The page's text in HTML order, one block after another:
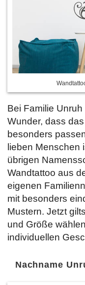
Bei Familie
Wunder, dass
besonders
lieben Menschen
übrigen
Wandtattoo aus
eigenen
mit besonders
Mustern. Jetzt
und Größe
individuellen
Nachname